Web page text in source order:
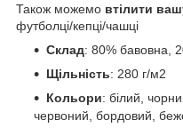
Також можемо втілити
футболці/кепці/чашці
Склад: 80% бавовна,
Щільність: 280 г/м2
Кольори: білий,
червоний, бордовий,